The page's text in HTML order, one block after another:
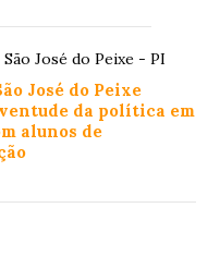
São José do Peixe - PI
José do Peixe
da política em
alunos de